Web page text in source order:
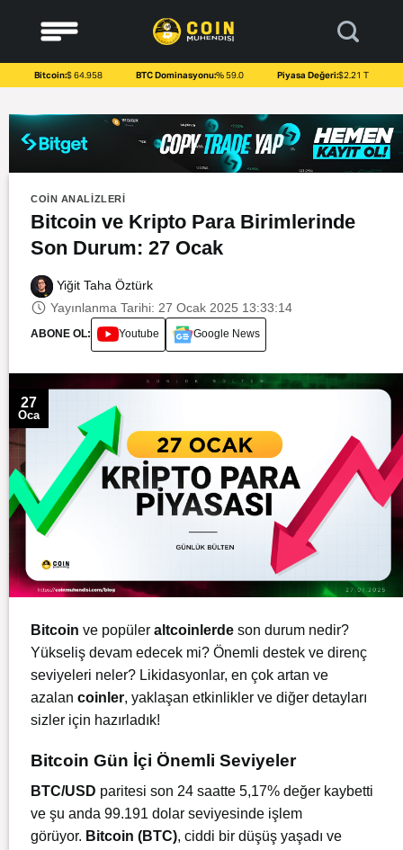
content
Bitcoin:$ 64.958 BTC Dominasyonu:% 59.0 Piyasa Değeri:$2.21 T
COIN ANALIZLERI
Bitcoin ve Kripto Para Birimlerinde
Son Durum: 27 Ocak
Yiğit Taha Öztürk
Yayınlanma Tarihi: 27 Ocak 2025 13:33:14
ABONE OL: Youtube Google News
27
Oca
Bitcoin ve popüler altcoinlerde son durum nedir?
Yükseliş devam edecek mi? Önemli destek ve direnç
seviyeleri neler? Likidasyonlar, en çok artan ve
azalan coinler, yaklaşan etkinlikler ve diğer detayları
sizler için hazırladık!
Bitcoin Gün İçi Önemli Seviyeler
BTC/USD paritesi son 24 saatte 5,17% değer kaybetti
ve şu anda 99.191 dolar seviyesinde işlem
görüyor. Bitcoin (BTC), ciddi bir düşüş yaşadı ve